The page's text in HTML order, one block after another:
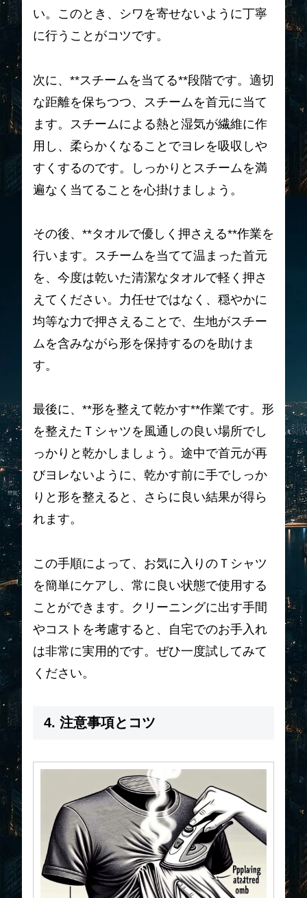
い。このとき、シワを寄せないように丁寧
に行うことがコツです。
次に、**スチームを当てる**段階です。適切
な距離を保ちつつ、スチームを首元に当て
ます。スチームによる熱と湿気が繊維に作
用し、柔らかくなることでヨレを吸収しや
すくするのです。しっかりとスチームを満
遍なく当てることを心掛けましょう。
その後、**タオルで優しく押さえる**作業を
行います。スチームを当てて温まった首元
を、今度は乾いた清潔なタオルで軽く押さ
えてください。力任せではなく、穏やかに
均等な力で押さえることで、生地がスチー
ムを含みながら形を保持するのを助けま
す。
最後に、**形を整えて乾かす**作業です。形
を整えたＴシャツを風通しの良い場所でし
っかりと乾かしましょう。途中で首元が再
びヨレないように、乾かす前に手でしっか
りと形を整えると、さらに良い結果が得ら
れます。
この手順によって、お気に入りのＴシャツ
を簡単にケアし、常に良い状態で使用する
ことができます。クリーニングに出す手間
やコストを考慮すると、自宅でのお手入れ
は非常に実用的です。ぜひ一度試してみて
ください。
4. 注意事項とコツ